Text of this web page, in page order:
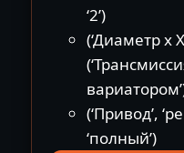
‘2’)
(‘Диаметр x
(‘Привод’,
‘полный’)